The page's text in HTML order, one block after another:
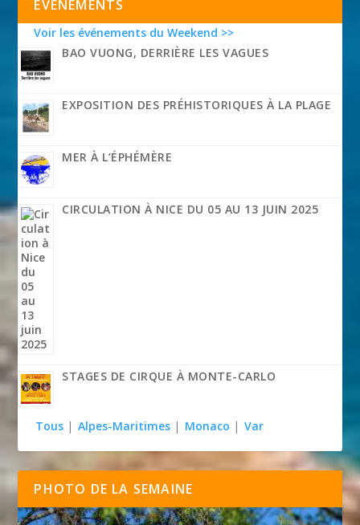
EVÉNEMENTS
Voir les événements du Weekend >>
BAO VUONG, DERRIÈRE LES VAGUES
EXPOSITION DES PRÉHISTORIQUES À LA PLAGE
MER À L’ÉPHÉMÈRE
CIRCULATION À NICE DU 05 AU 13 JUIN 2025
STAGES DE CIRQUE À MONTE-CARLO
Tous | Alpes-Maritimes | Monaco | Var
PHOTO DE LA SEMAINE